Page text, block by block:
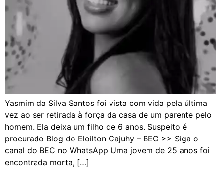
Yasmim da Silva Santos foi vista com vida pela última
vez ao ser retirada à força da casa de um parente pelo
homem. Ela deixa um filho de 6 anos. Suspeito é
procurado Blog do Eloilton Cajuhy – BEC >> Siga o
canal do BEC no WhatsApp Uma jovem de 25 anos foi
encontrada morta, […]